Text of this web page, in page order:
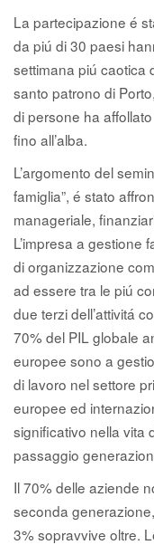
La partecipazione é
da piú di 30 paesi
settimana piú caotica
santo patrono di
di persone ha
fino all’alba.
L’argomento del
famiglia”, é stato
manageriale,
L’impresa a gestione
di organizzazione
ad essere tra le piú
due terzi dell’attivitá
70% del PIL globale
europee sono a
di lavoro nel settore
europee ed
significativo nella vita
passaggio
Il 70% delle aziende
seconda
3% sopravvive oltre.